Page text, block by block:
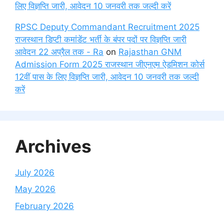
लिए विज्ञप्ति जारी, आवेदन 10 जनवरी तक जल्दी करें
RPSC Deputy Commandant Recruitment 2025
राजस्थान डिप्टी कमांडेंट भर्ती के बंपर पदों पर विज्ञप्ति जारी
आवेदन 22 अप्रैल तक - Ra on Rajasthan GNM
Admission Form 2025 राजस्थान जीएनएम ऐडमिशन कोर्स
12वीं पास के लिए विज्ञप्ति जारी, आवेदन 10 जनवरी तक जल्दी
करें
Archives
July 2026
May 2026
February 2026